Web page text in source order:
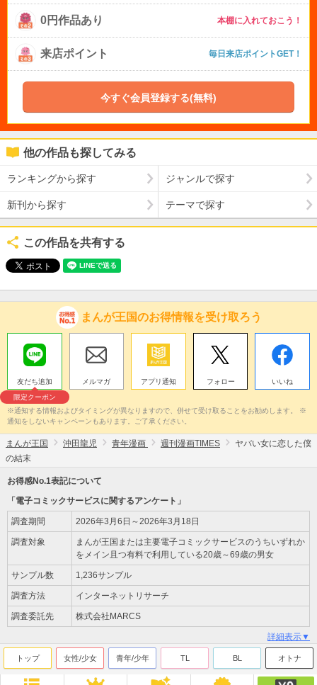
0円作品あり 本棚に入れておこう！
来店ポイント 毎日来店ポイントGET！
今すぐ会員登録する(無料)
他の作品も探してみる
ランキングから探す ジャンルで探す
新刊から探す テーマで探す
この作品を共有する
まんが王国のお得情報を受け取ろう
友だち追加
限定クーポン
メルマガ アプリ通知 フォロー いいね
※通知する情報およびタイミングが異なりますので、併せて受け取ることをお勧めします。 ※
通知をしないキャンペーンもあります。ご了承ください。
まんが王国 沖田龍児 青年漫画 週刊漫画TIMES
ヤバい女に恋した僕
の結末
お得感No.1表記について
「電子コミックサービスに関するアンケート」
調査期間 2026年3月6日～2026年3月18日
調査対象
まんが王国または主要電子コミックサービスのうちいずれか
をメイン且つ有料で利用している20歳～69歳の男女
サンプル数 1,236サンプル
調査方法 インターネットリサーチ
調査委託先 株式会社MARCS
詳細表示▼
トップ 女性/少女 青年/少年 TL BL オトナ